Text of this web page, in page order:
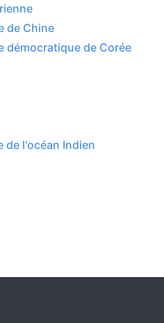
de Chine
de Corée
l'océan Indien